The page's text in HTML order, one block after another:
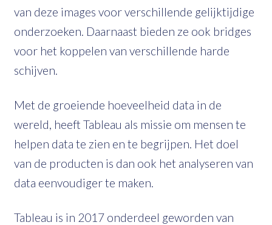
van deze images voor verschillende gelijktijdige
onderzoeken. Daarnaast bieden ze ook bridges
voor het koppelen van verschillende harde
schijven.
Met de groeiende hoeveelheid data in de
wereld, heeft Tableau als missie om mensen te
helpen data te zien en te begrijpen. Het doel
van de producten is dan ook het analyseren van
data eenvoudiger te maken.
Tableau is in 2017 onderdeel geworden van